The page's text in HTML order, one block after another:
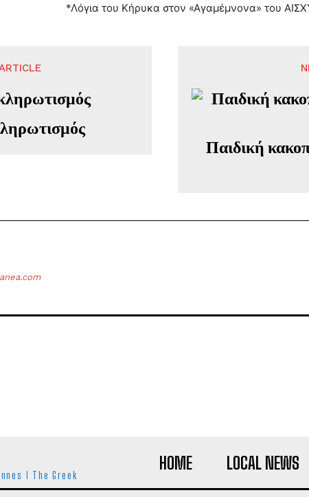
*Λόγια του Κήρυκα στον «Αγαμέμνονα» του
Παιδική
HOME LOCAL NEWS
I The Greek